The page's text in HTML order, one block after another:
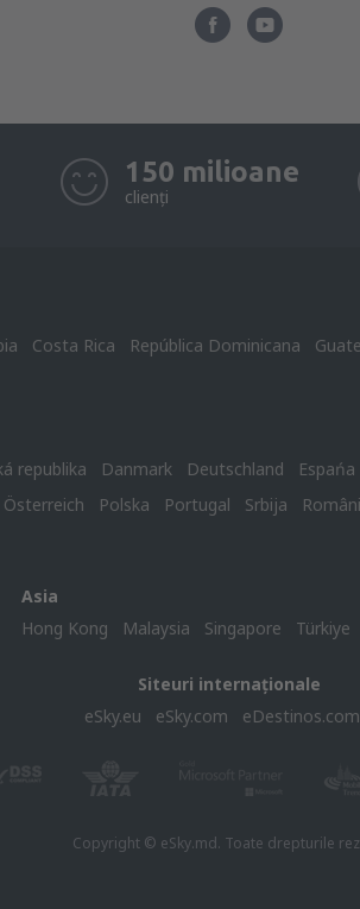
150 milioane
clienți
Costa Rica República Dominicana
republika Danmark Deutschland Espańa
Österreich Polska Portugal Srbija
Asia
Hong Kong
Malaysia Singapore Türkiye
Siteuri internaționale
eSky.eu
eSky.com eDestinos.com
Copyright © eSky.md. Toate drepturile